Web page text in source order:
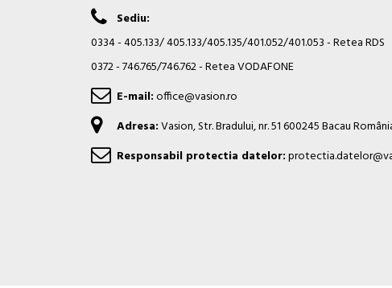
Sediu:
0334 - 405.133/ 405.133/405.135/401.052/401.053 - Retea RDS
0372 - 746.765/746.762 - Retea VODAFONE
E-mail:office@vasion.ro
Adresa:Vasion, Str. Bradului, nr. 51 600245 Bacau
Responsabil protectia datelor: